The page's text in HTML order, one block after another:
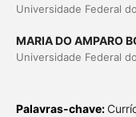
Universidade Federal
MARIA DO AMPARO
Universidade Federal
Palavras-chave: